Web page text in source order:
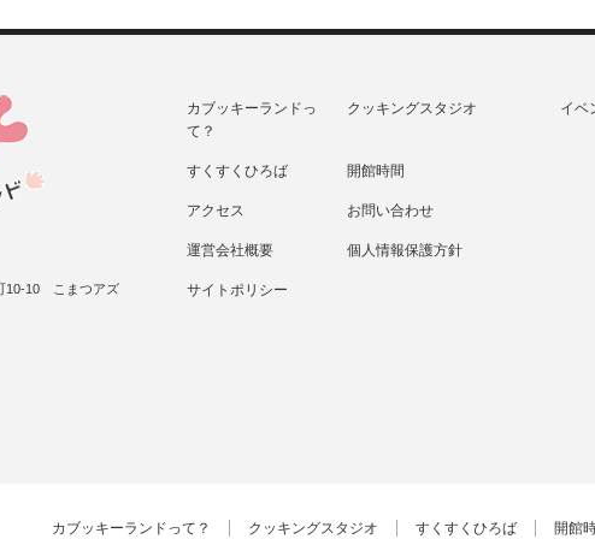
カブッキーランドっ
て？
クッキングスタジオ
すくすくひろば 開館時間
アクセス お問い合わせ
運営会社概要 個人情報保護方針
サイトポリシー
イベ
10-10 こまつアズ
カブッキーランドって？ クッキングスタジオ すくすくひろば 開館